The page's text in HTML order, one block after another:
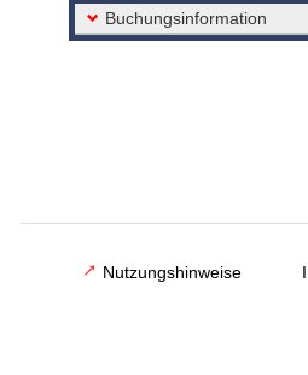
Buchungsinformation
Nutzungshinweise